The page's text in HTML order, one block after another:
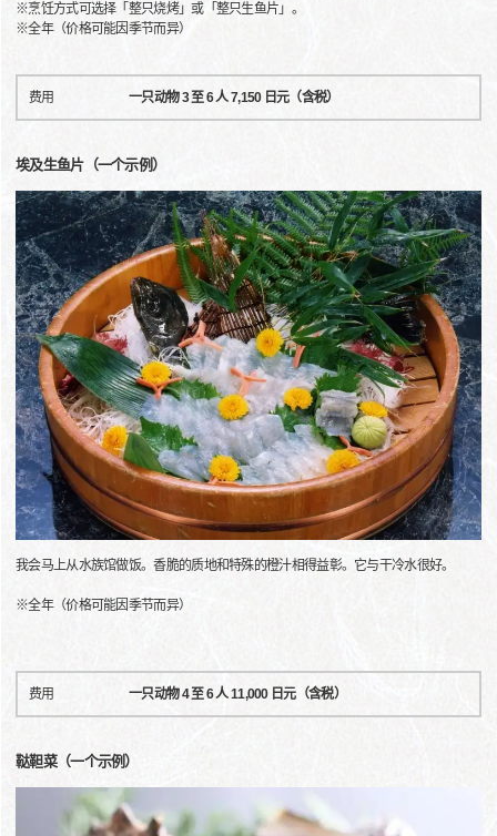
※烹饪方式可选择「整只烧烤」或「整只生鱼片」。
※全年（价格可能因季节而异）
费用 一只动物 3 至 6 人 7,150 日元（含税）
埃及生鱼片（一个示例）
我会马上从水族馆做饭。香脆的质地和特殊的橙汁相得益彰。它与干冷水很好。
※全年（价格可能因季节而异）
费用 一只动物 4 至 6 人 11,000 日元（含税）
鞑靼菜（一个示例）